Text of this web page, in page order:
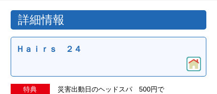
詳細情報
Ｈａｉｒｓ ２４
特典 災害出動日のヘッドスパ 500円で